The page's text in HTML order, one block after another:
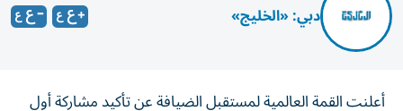
دبي: «الخليج»
أعلنت القمة العالمية لمستقبل الضيافة عن تأكيد مشاركة أول